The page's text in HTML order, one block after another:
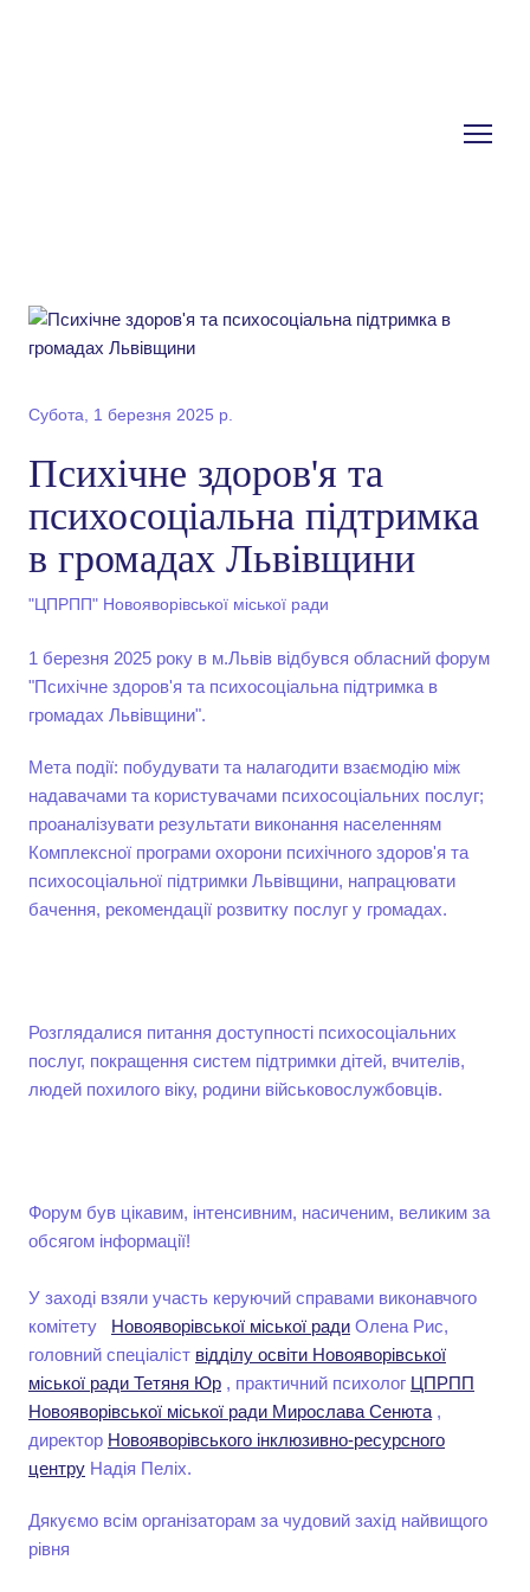
Субота, 1 березня 2025 р.
Психічне здоров'я та
психосоціальна підтримка
в громадах Львівщини
"ЦПРПП" Новояворівської міської ради
1 березня 2025 року в м.Львів відбувся обласний форум
"Психічне здоров'я та психосоціальна підтримка в
громадах Львівщини".
Мета події: побудувати та налагодити взаємодію між
надавачами та користувачами психосоціальних послуг;
проаналізувати результати виконання населенням
Комплексної програми охорони психічного здоров'я та
психосоціальної підтримки Львівщини, напрацювати
бачення, рекомендації розвитку послуг у громадах.
Розглядалися питання доступності психосоціальних
послуг, покращення систем підтримки дітей, вчителів,
людей похилого віку, родини військовослужбовців.
Форум був цікавим, інтенсивним, насиченим, великим за
обсягом інформації!
У заході взяли участь керуючий справами виконавчого
комітету Новояворівської міської ради Олена Рис,
головний спеціаліст відділу освіти Новояворівської
міської ради Тетяня Юр , практичний психолог ЦПРПП
Новояворівської міської ради Мирослава Сенюта ,
директор Новояворівського інклюзивно-ресурсного
центру Надія Пеліх.
Дякуємо всім організаторам за чудовий захід найвищого
рівня